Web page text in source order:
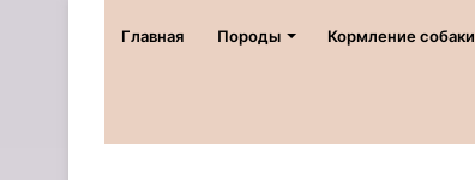
Главная Породы Кормление собаки